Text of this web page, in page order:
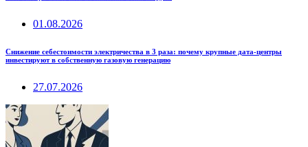
01.08.2026
Снижение себестоимости электричества в 3 раза: почему крупные дата-центры
инвестируют в собственную газовую генерацию
27.07.2026